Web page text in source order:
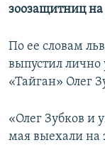
зоозащитниц
По ее словам
выпустил лично
«Тайган» Олег
«Олег Зубков и
мая выехали на